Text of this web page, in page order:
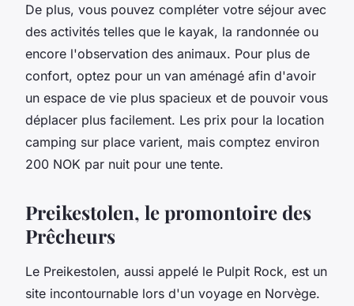
De plus, vous pouvez compléter votre séjour avec
des activités telles que le kayak, la randonnée ou
encore l'observation des animaux. Pour plus de
confort, optez pour un van aménagé afin d'avoir
un espace de vie plus spacieux et de pouvoir vous
déplacer plus facilement. Les prix pour la location
camping sur place varient, mais comptez environ
200 NOK par nuit pour une tente.
Preikestolen, le promontoire des
Prêcheurs
Le Preikestolen, aussi appelé le Pulpit Rock, est un
site incontournable lors d'un voyage en Norvège.